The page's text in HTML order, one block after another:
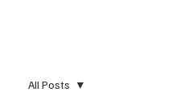
All Posts